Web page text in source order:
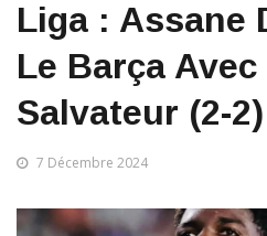
Liga : Assane
Le Barça
Salvateur (2-2)
7 Décembre 2024